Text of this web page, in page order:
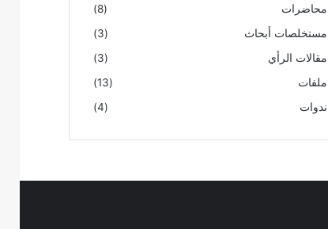
محاضرات
(8)
مستخلصات أبحاث
(3)
مقالات الرأي
(3)
ملفات
(13)
ندوات
(4)